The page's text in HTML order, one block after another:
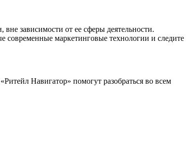
зависимости от ее сферы деятельности.
современные маркетинговые технологии и следите
Навигатор» помогут разобраться во всем